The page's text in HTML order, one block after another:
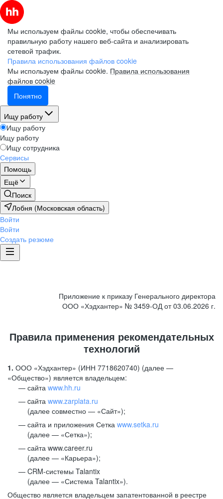
Мы используем файлы cookie, чтобы обеспечивать
правильную работу нашего веб-сайта и анализировать
сетевой трафик.
Правила использования файлов cookie
Мы используем файлы cookie. Правила использования
файлов cookie
Понятно
Ищу работу
Ищу работу
Ищу работу
Ищу сотрудника
Сервисы
Помощь
Ещё
Поиск
Лобня (Московская область)
Войти
Войти
Создать резюме
Приложение к приказу Генерального директора
ООО «Хэдхантер» № 3459-ОД от 03.06.2026 г.
Правила применения рекомендательных
технологий
1. ООО «Хэдхантер» (ИНН 7718620740) (далее —
«Общество») является владельцем:
сайта www.hh.ru
cайта www.zarplata.ru
(далее совместно — «Сайт»);
сайта и приложения Сетка www.setka.ru
(далее — «Сетка»);
сайта www.career.ru
(далее — «Карьера»);
CRM-системы Talantix
(далее — «Система Talantix»).
Общество является владельцем запатентованной в реестре